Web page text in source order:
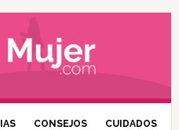
CONSEJOS CUIDADOS